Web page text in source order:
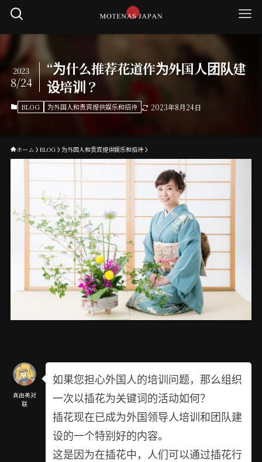
“为什么推荐花道作为外国人团队建
设培训？
2023
8/24
BLOG 为外国人和贵宾提供娱乐和招待 2023年8月24日
ホーム BLOG 为外国人和贵宾提供娱乐和招待
真由美对
联
如果您担心外国人的培训问题，那么组织
一次以插花为关键词的活动如何？
插花现在已成为外国领导人培训和团队建
设的一个特别好的内容。
这是因为在插花中，人们可以通过插花行